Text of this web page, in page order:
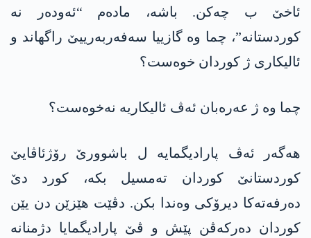
ئاخێ ب چەکن. باشە، مادەم “ئەودەر نە
کوردستانە”، چما وە گازییا سەفەربەرییێ راگهاند و
ئالیکاری ژ کوردان خوەست؟
چما وە ژ عەرەبان ئەڤ ئالیکاریە نەخوەست؟
ھەگەر ئەڤ پارادیگمایە ل باشوورێ رۆژئاڤایێ
کوردستانێ کوردان تەمسیل بکە، کورد دێ
دەرفەتەکا دیرۆکی وەندا بکن. دڤێت ھێزێن دن یێن
کوردان دەرکەڤن پێش و ڤێ پارادیگمایا دژمنانە